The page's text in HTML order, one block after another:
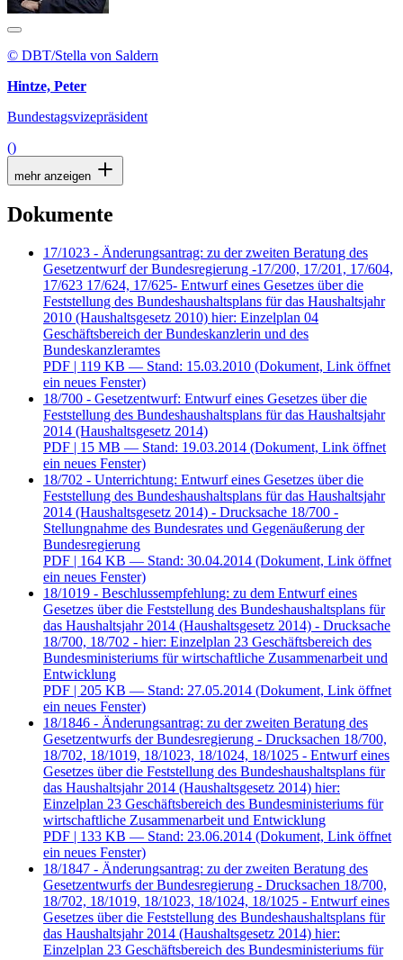
© DBT/Stella von Saldern
Hintze, Peter
Bundestagsvizepräsident
()
mehr anzeigen
Dokumente
17/1023 - Änderungsantrag: zu der zweiten Beratung des
Gesetzentwurf der Bundesregierung -17/200, 17/201, 17/604,
17/623 17/624, 17/625- Entwurf eines Gesetzes über die
Feststellung des Bundeshaushaltsplans für das Haushaltsjahr
2010 (Haushaltsgesetz 2010) hier: Einzelplan 04
Geschäftsbereich der Bundeskanzlerin und des
Bundeskanzleramtes
PDF | 119 KB — Stand: 15.03.2010 (Dokument, Link öffnet
ein neues Fenster)
18/700 - Gesetzentwurf: Entwurf eines Gesetzes über die
Feststellung des Bundeshaushaltsplans für das Haushaltsjahr
2014 (Haushaltsgesetz 2014)
PDF | 15 MB — Stand: 19.03.2014 (Dokument, Link öffnet
ein neues Fenster)
18/702 - Unterrichtung: Entwurf eines Gesetzes über die
Feststellung des Bundeshaushaltsplans für das Haushaltsjahr
2014 (Haushaltsgesetz 2014) - Drucksache 18/700 -
Stellungnahme des Bundesrates und Gegenäußerung der
Bundesregierung
PDF | 164 KB — Stand: 30.04.2014 (Dokument, Link öffnet
ein neues Fenster)
18/1019 - Beschlussempfehlung: zu dem Entwurf eines
Gesetzes über die Feststellung des Bundeshaushaltsplans für
das Haushaltsjahr 2014 (Haushaltsgesetz 2014) - Drucksache
18/700, 18/702 - hier: Einzelplan 23 Geschäftsbereich des
Bundesministeriums für wirtschaftliche Zusammenarbeit und
Entwicklung
PDF | 205 KB — Stand: 27.05.2014 (Dokument, Link öffnet
ein neues Fenster)
18/1846 - Änderungsantrag: zu der zweiten Beratung des
Gesetzentwurfs der Bundesregierung - Drucksachen 18/700,
18/702, 18/1019, 18/1023, 18/1024, 18/1025 - Entwurf eines
Gesetzes über die Feststellung des Bundeshaushaltsplans für
das Haushaltsjahr 2014 (Haushaltsgesetz 2014) hier:
Einzelplan 23 Geschäftsbereich des Bundesministeriums für
wirtschaftliche Zusammenarbeit und Entwicklung
PDF | 133 KB — Stand: 23.06.2014 (Dokument, Link öffnet
ein neues Fenster)
18/1847 - Änderungsantrag: zu der zweiten Beratung des
Gesetzentwurfs der Bundesregierung - Drucksachen 18/700,
18/702, 18/1019, 18/1023, 18/1024, 18/1025 - Entwurf eines
Gesetzes über die Feststellung des Bundeshaushaltsplans für
das Haushaltsjahr 2014 (Haushaltsgesetz 2014) hier:
Einzelplan 23 Geschäftsbereich des Bundesministeriums für